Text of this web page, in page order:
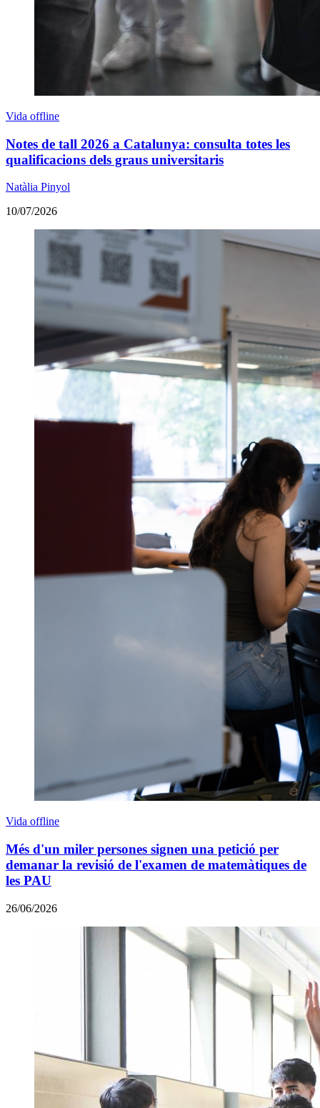
Vida offline
Notes de tall 2026 a Catalunya: consulta totes les
qualificacions dels graus universitaris
Natàlia Pinyol
10/07/2026
Vida offline
Més d'un miler persones signen una petició per
demanar la revisió de l'examen de matemàtiques de
les PAU
26/06/2026